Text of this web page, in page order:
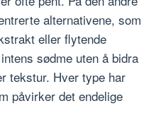
alternativene, som
eller flytende
sødme uten å bidra
tekstur. Hver type har
påvirker det endelige